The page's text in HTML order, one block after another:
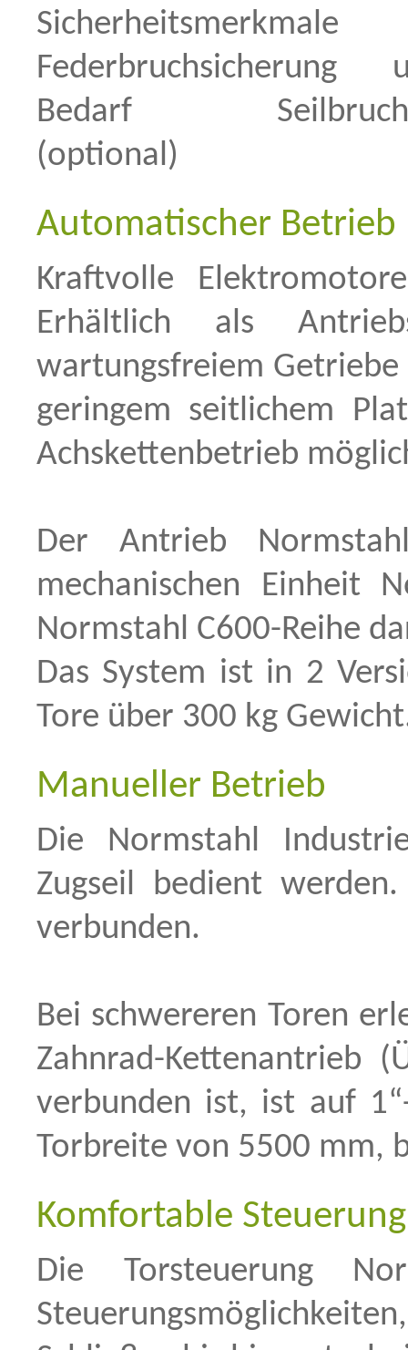
Bedarf
(optional)
Automatischer Betrieb
Kraftvolle
Erhältlich als
wartungsfreiem
geringem seitlichem
Achskettenbetrieb
Der Antrieb
mechanischen Einheit
Normstahl C600-Reihe
Das System ist in 2
Tore über 300 kg
Manueller Betrieb
Die Normstahl
Zugseil bedient
verbunden.
Bei schwereren Toren
Zahnrad-Kettenantrieb
verbunden ist, ist auf
Torbreite von 5500 mm,
Komfortable Steuerung
Die Torsteuerung